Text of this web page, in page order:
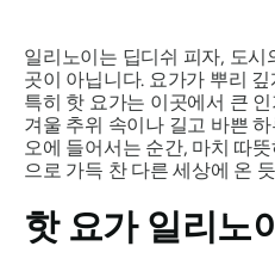
일리노이는 딥디쉬 피자, 도
곳이 아닙니다. 요가가 뿌리
특히 핫 요가는 이곳에서 큰
겨울 추위 속이나 길고 바쁜
오에 들어서는 순간, 마치 따
으로 가득 찬 다른 세상에 온
핫 요가 일리노